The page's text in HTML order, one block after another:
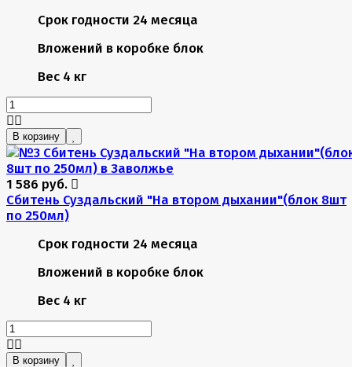
Срок годности 24 месяца
Вложений в коробке блок
Вес 4 кг
В корзину
1 586 руб.
Сбитень Суздальский "На втором дыхании"(блок 8шт
по 250мл)
Срок годности 24 месяца
Вложений в коробке блок
Вес 4 кг
В корзину